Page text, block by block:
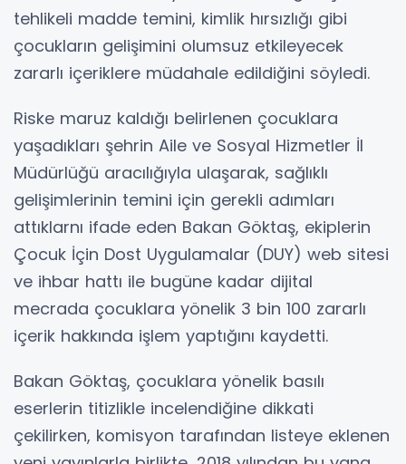
tehlikeli madde temini, kimlik hırsızlığı gibi
çocukların gelişimini olumsuz etkileyecek
zararlı içeriklere müdahale edildiğini söyledi.
Riske maruz kaldığı belirlenen çocuklara
yaşadıkları şehrin Aile ve Sosyal Hizmetler İl
Müdürlüğü aracılığıyla ulaşarak, sağlıklı
gelişimlerinin temini için gerekli adımları
attıklarnı ifade eden Bakan Göktaş, ekiplerin
Çocuk İçin Dost Uygulamalar (DUY) web sitesi
ve ihbar hattı ile bugüne kadar dijital
mecrada çocuklara yönelik 3 bin 100 zararlı
içerik hakkında işlem yaptığını kaydetti.
Bakan Göktaş, çocuklara yönelik basılı
eserlerin titizlikle incelendiğine dikkati
çekilirken, komisyon tarafından listeye eklenen